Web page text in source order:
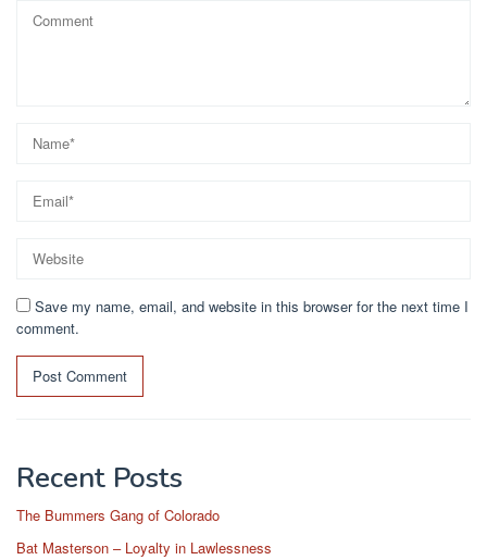
Save my name, email, and website in this browser for the next time I
comment.
Recent Posts
The Bummers Gang of Colorado
Bat Masterson – Loyalty in Lawlessness